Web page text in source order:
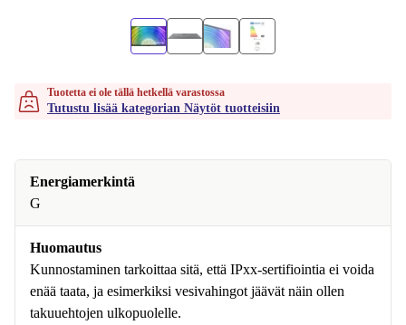
Tuotetta ei ole tällä hetkellä varastossa
Tutustu lisää kategorian Näytöt tuotteisiin
Energiamerkintä
G
Huomautus
Kunnostaminen tarkoittaa sitä, että IPxx-sertifiointia ei voida
enää taata, ja esimerkiksi vesivahingot jäävät näin ollen
takuuehtojen ulkopuolelle.